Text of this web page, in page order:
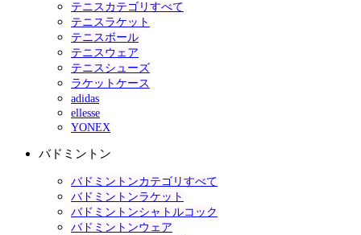
テニスカテゴリすべて
テニスラケット
テニスボール
テニスウェア
テニスシューズ
ラケットケース
adidas
ellesse
YONEX
バドミントン
バドミントンカテゴリすべて
バドミントンラケット
バドミントンシャトルコック
バドミントンウェア